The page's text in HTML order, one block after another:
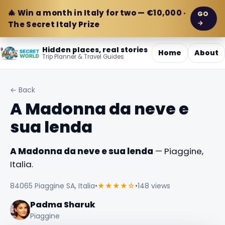
🎄 Win a month in Italy for two — €10,000 ·
The Secret Italy Prize
GO
→
Hidden places, real stories
Trip Planner & Travel Guides Home About
← Back
A Madonna da neve e
sua lenda
A Madonna da neve e sua lenda — Piaggine,
Italia.
84065 Piaggine SA, Italia•★★★★☆•148 views
Padma Sharuk
Piaggine